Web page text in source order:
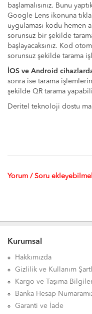
başlamalısınız. Bunu
Google Lens ikonuna
uygulaması kodu hemen
sorunsuz bir şekilde
başlayacaksınız. Kod
sorunsuz şekilde tarama
İOS ve Android
sonra ise tarama
şekilde QR tarama
Deritel teknoloji dostu
Yorum / Soru
Kurumsal
Hakkımızda
Gizlilik ve Kullanım
Kargo ve Taşıma
Banka Hesap
Garanti ve İade